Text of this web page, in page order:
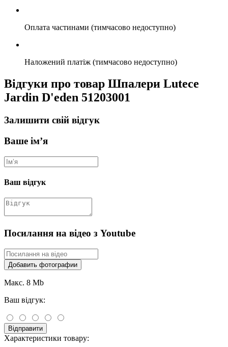
Оплата частинами (тимчасово недоступно)
Наложений платіж (тимчасово недоступно)
Відгуки про товар Шпалери Lutece
Jardin D'eden 51203001
Залишити свій відгук
Ваше ім’я
Ваш відгук
Посилання на відео з Youtube
Добавить фотографии
Макс. 8 Mb
Ваш відгук:
Відправити
Характеристики товару: